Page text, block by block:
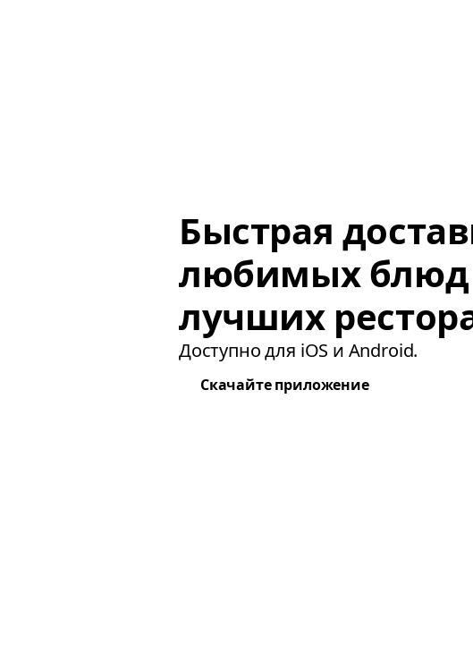
Быстрая
любимых блюд
лучших
Доступно для iOS и Android.
Скачайте приложение